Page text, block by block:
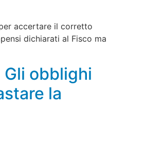
accertare il corretto
dichiarati al Fisco ma
obblighi
la